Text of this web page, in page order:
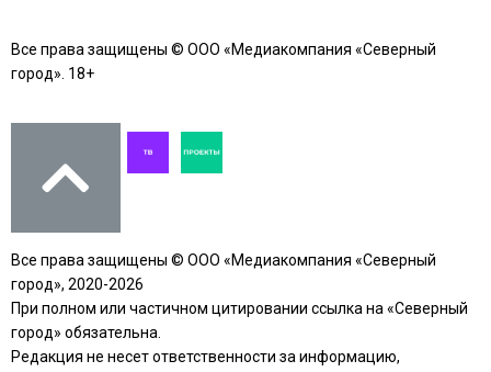
Все права защищены © ООО «Медиакомпания «Северный
город». 18+
Все права защищены © ООО «Медиакомпания «Северный
город», 2020-2026
При полном или частичном цитировании ссылка на «Северный
город» обязательна.
Редакция не несет ответственности за информацию,